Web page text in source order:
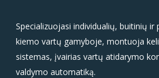
Specializuojasi individualių, buitinių
kiemo vartų gamyboje, montuoja
sistemas, įvairias vartų atidarymo
valdymo automatiką.